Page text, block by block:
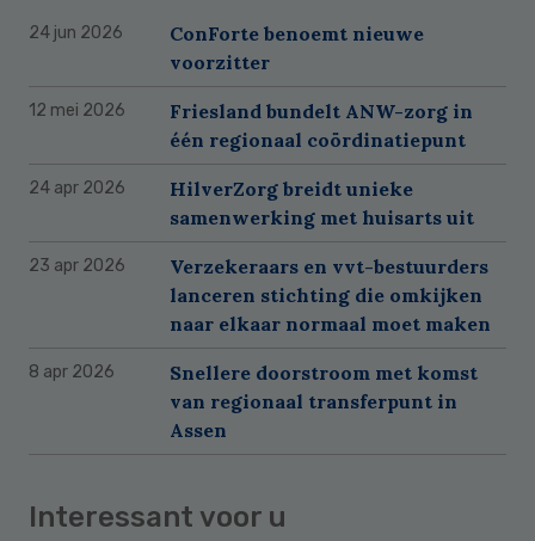
24 jun 2026
ConForte benoemt nieuwe
voorzitter
12 mei 2026
Friesland bundelt ANW-zorg in
één regionaal coördinatiepunt
24 apr 2026
HilverZorg breidt unieke
samenwerking met huisarts uit
23 apr 2026
Verzekeraars en vvt-bestuurders
lanceren stichting die omkijken
naar elkaar normaal moet maken
8 apr 2026
Snellere doorstroom met komst
van regionaal transferpunt in
Assen
Interessant voor u